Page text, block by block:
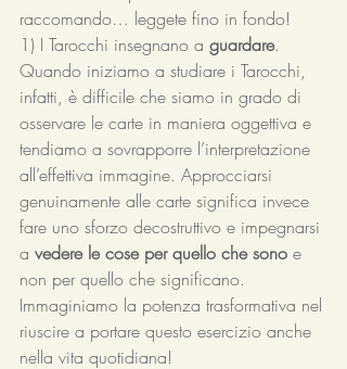
raccomando… leggete fino in fondo!
1) I Tarocchi insegnano a guardare.
Quando iniziamo a studiare i Tarocchi,
infatti, è difficile che siamo in grado di
osservare le carte in maniera oggettiva e
tendiamo a sovrapporre l’interpretazione
all’effettiva immagine. Approcciarsi
genuinamente alle carte significa invece
fare uno sforzo decostruttivo e impegnarsi
a vedere le cose per quello che sono e
non per quello che significano.
Immaginiamo la potenza trasformativa nel
riuscire a portare questo esercizio anche
nella vita quotidiana!